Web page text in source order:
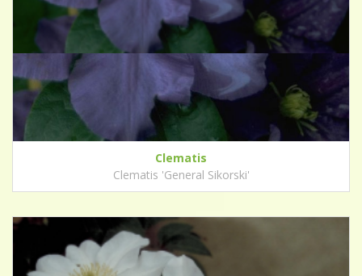
Clematis
Clematis 'General Sikorski'